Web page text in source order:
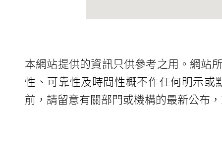
本網站提供的資訊只供參考之用。網站
性、可靠性及時間性概不作任何明示
前，請留意有關部門或機構的最新公布